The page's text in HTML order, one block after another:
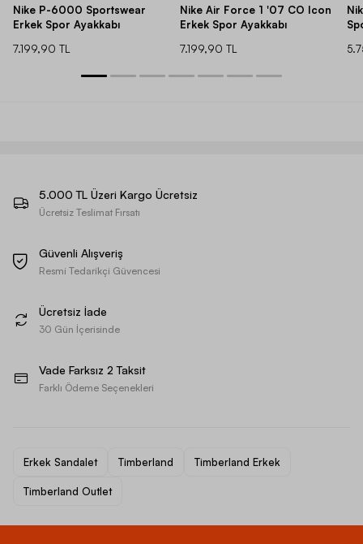
Nike P-6000 Sportswear
Erkek Spor Ayakkabı
7.199,90 TL
Nike Air Force 1 '07 CO Icon
Erkek Spor Ayakkabı
7.199,90 TL
5.000 TL Üzeri Kargo Ücretsiz
Ücretsiz Teslimat Fırsatı
Güvenli Alışveriş
Resmi Tedarikçi Güvencesi
Ücretsiz İade
30 Gün İçerisinde
Vade Farksız 2 Taksit
Farklı Ödeme Seçenekleri
Erkek Sandalet Timberland Timberland Erkek
Timberland Outlet